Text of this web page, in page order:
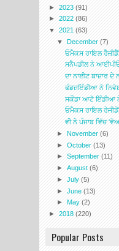
► 2023 (91)
► 2022 (86)
▼ 2021 (63)
▼December(7)
ਓਮੈਕਸ ਰਾਇਲ
ਸਨੈਪਡੀਲ ਨੇ
ਦਾ ਨਾਈਟ ਬਾਜ਼ਾਰ ਦੇ
ਫੰਡਜ਼ਇੰਡੀਆ ਨੇ
ਸਕੌਡਾ ਆਟੋ ਇੰਡੀਆ ਨੇ
ਓਮੈਕਸ ਰਾਇਲ
ਵੀ ਨੇ ਪੰਜਾਬ ਵਿੱਚ
►November(6)
►October(13)
►September(11)
►August(6)
►July(5)
►June(13)
► May(2)
► 2018 (220)
Popular Posts